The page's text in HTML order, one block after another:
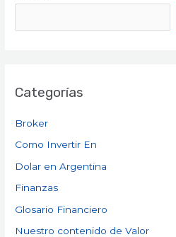
Categorías
Broker
Como Invertir En
Dolar en Argentina
Finanzas
Glosario Financiero
Nuestro contenido de Valor